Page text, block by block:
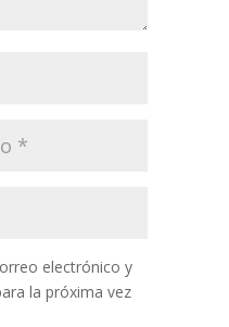
electrónico y
la próxima vez